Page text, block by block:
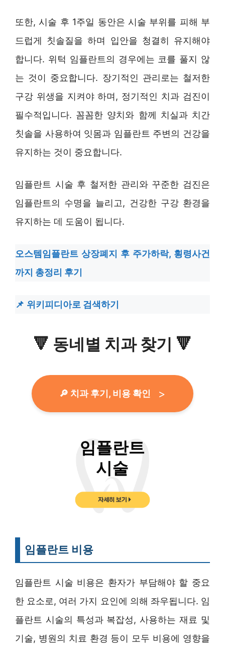
또한, 시술 후 1주일 동안은 시술 부위를 피해 부
드럽게 칫솔질을 하며 입안을 청결히 유지해야
합니다. 위턱 임플란트의 경우에는 코를 풀지 않
는 것이 중요합니다. 장기적인 관리로는 철저한
구강 위생을 지켜야 하며, 정기적인 치과 검진이
필수적입니다. 꼼꼼한 양치와 함께 치실과 치간
칫솔을 사용하여 잇몸과 임플란트 주변의 건강을
유지하는 것이 중요합니다.
임플란트 시술 후 철저한 관리와 꾸준한 검진은
임플란트의 수명을 늘리고, 건강한 구강 환경을
유지하는 데 도움이 됩니다.
오스템임플란트 상장폐지 후 주가하락, 횡령사건
까지 총정리 후기
위키피디아로 검색하기
🔻 동네별 치과 찾기 🔻
🔎 치과 후기, 비용 확인
임플란트 비용
임플란트 시술 비용은 환자가 부담해야 할 중요
한 요소로, 여러 가지 요인에 의해 좌우됩니다. 임
플란트 시술의 특성과 복잡성, 사용하는 재료 및
기술, 병원의 치료 환경 등이 모두 비용에 영향을